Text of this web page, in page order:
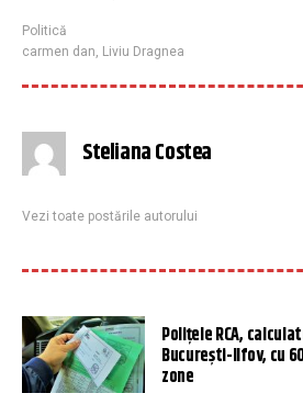
Politică
carmen dan, Liviu Dragnea
Steliana Costea
Vezi toate postările autorului
Polițele RCA,
București-Ilfov, cu
zone